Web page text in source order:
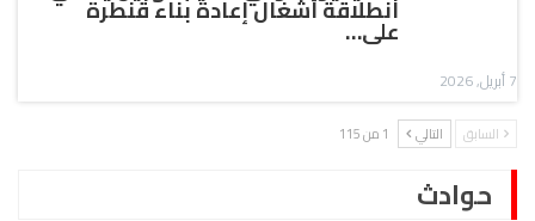
انطلاقة أشغال إعادة بناء قنطرة
على…
7 أبريل, 2026
السابق التالي 1 من 115
حوادث